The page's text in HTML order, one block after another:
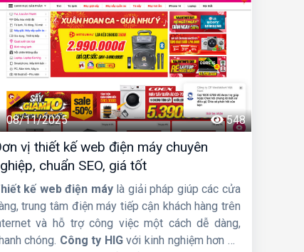
08/11/2025 548
vị thiết kế web điện máy chuyên
chuẩn SEO, giá tốt
kế web điện máylà giải pháp giúp các cửa
trung tâm điện máy tiếp cận khách hàng trên
và hỗ trợ công việc một cách dễ dàng,
chóng. Công ty HIGvới kinh nghiệm hơn 10